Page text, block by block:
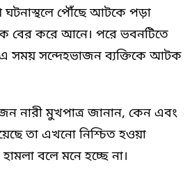
পৌঁছে আটকে পড়া
করে আনে। পরে ভবনটিতে
এ সময় সন্দেহভাজন ব্যক্তিকে আটক
নারী মুখপাত্র জানান, কেন এবং
তা এখনো নিশ্চিত হওয়া
বলে মনে হচ্ছে না।